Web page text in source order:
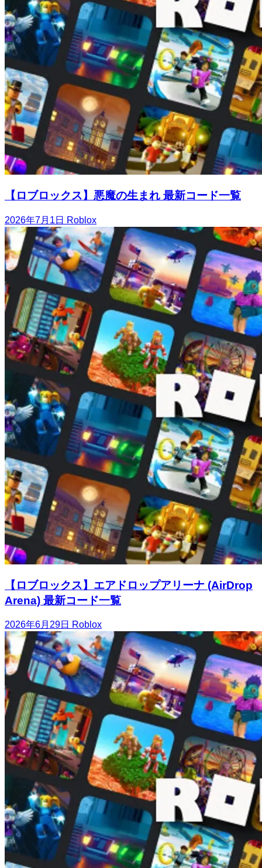
【ロブロックス】悪魔の生まれ 最新コード一覧
2026年7月1日 Roblox
【ロブロックス】エアドロップアリーナ (AirDrop
Arena) 最新コード一覧
2026年6月29日 Roblox